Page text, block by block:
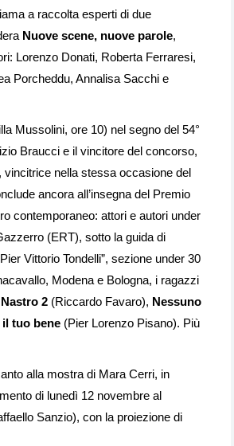
a raccolta esperti di due
Nuove scene, nuove parole,
Lorenzo Donati, Roberta Ferraresi,
Porcheddu, Annalisa Sacchi e
Mussolini, ore 10) nel segno del 54°
Braucci e il vincitore del concorso,
vincitrice nella stessa occasione del
ancora all’insegna del Premio
contemporaneo: attori e autori under
(ERT), sotto la guida di
Vittorio Tondelli”, sezione under 30
Modena e Bologna, i ragazzi
Nastro 2 (Riccardo Favaro), Nessuno
il tuo bene (Pier Lorenzo Pisano). Più
alla mostra di Mara Cerri, in
di lunedì 12 novembre al
Sanzio), con la proiezione di